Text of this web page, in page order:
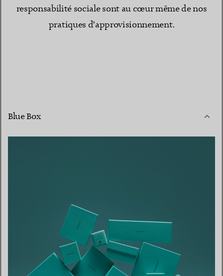
responsabilité sociale sont au cœur même de nos
pratiques d’approvisionnement.
Blue Box